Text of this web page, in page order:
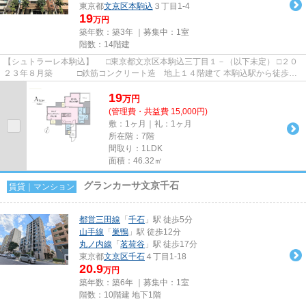
東京都文京区本駒込 ３丁目1-4
19万円
築年数：築3年 ｜募集中： 1室
階数：14階建
【シュトラーレ本駒込】 □東京都文京区本駒込三丁目１－（以下未定） □２０
２３年８月築 □鉄筋コンクリート造 地上１４階建て 本駒込駅から徒歩１
19万円
(管理費・共益費 15,000円)
敷：1ヶ月｜礼：1ヶ月
所在階：7階
間取り：1LDK
面積：46.32㎡
賃貸｜マンション グランカーサ文京千石
都営三田線 「 千石 」駅 徒歩5分
山手線 「 巣鴨 」駅 徒歩12分
丸ノ内線 「 茗荷谷 」駅 徒歩17分
東京都文京区千石 ４丁目1-18
20.9万円
築年数：築6年 ｜募集中： 1室
階数：10階建 地下1階